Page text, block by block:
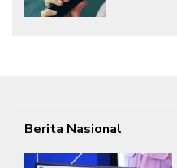
Berita Nasional